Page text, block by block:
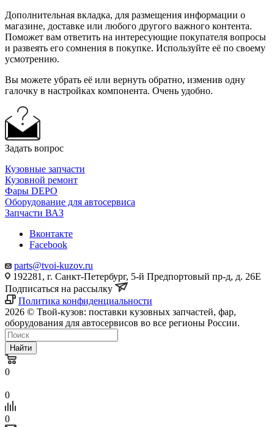
Дополнительная вкладка, для размещения информации о
магазине, доставке или любого другого важного контента.
Поможет вам ответить на интересующие покупателя вопросы
и развеять его сомнения в покупке. Используйте её по своему
усмотрению.
Вы можете убрать её или вернуть обратно, изменив одну
галочку в настройках компонента. Очень удобно.
Задать вопрос
Кузовные запчасти
Кузовной ремонт
Фары DEPO
Оборудование для автосервиса
Запчасти ВАЗ
Вконтакте
Facebook
parts@tvoi-kuzov.ru
192281, г. Санкт-Петербург, 5-й Предпортовый пр-д, д. 26Е
Подписаться на рассылку
Политика конфиденциальности
2026 © Твой-кузов: поставки кузовных запчастей, фар,
оборудования для автосервисов во все регионы России.
Найти
0
0
0